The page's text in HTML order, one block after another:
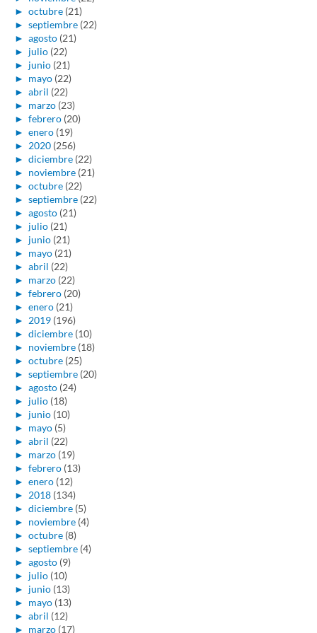
► octubre (21)
► septiembre (22)
► agosto (21)
► julio (22)
► junio (21)
► mayo (22)
► abril (22)
► marzo (23)
► febrero (20)
► enero (19)
► 2020 (256)
► diciembre (22)
► noviembre (21)
► octubre (22)
► septiembre (22)
► agosto (21)
► julio (21)
► junio (21)
► mayo (21)
► abril (22)
► marzo (22)
► febrero (20)
► enero (21)
► 2019 (196)
► diciembre (10)
► noviembre (18)
► octubre (25)
► septiembre (20)
► agosto (24)
► julio (18)
► junio (10)
► mayo (5)
► abril (22)
► marzo (19)
► febrero (13)
► enero (12)
► 2018 (134)
► diciembre (5)
► noviembre (4)
► octubre (8)
► septiembre (4)
► agosto (9)
► julio (10)
► junio (13)
► mayo (13)
► abril (12)
► marzo (17)